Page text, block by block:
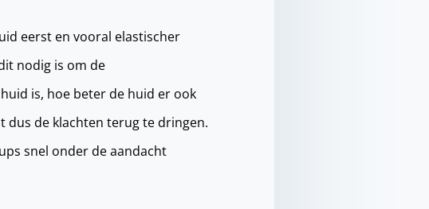
eerst en vooral elastischer
nodig is om de
is, hoe beter de huid er ook
dus de klachten terug te dringen.
snel onder de aandacht